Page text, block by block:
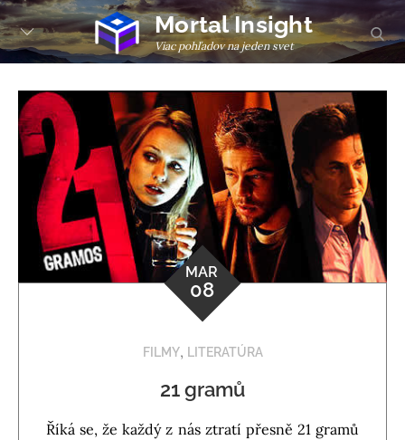
Skip
to
content
Mortal Insight
Viac pohľadov na jeden svet
MAR
08
FILMY, LITERATÚRA
21 gramů
Říká se, že každý z nás ztratí přesně 21 gramů